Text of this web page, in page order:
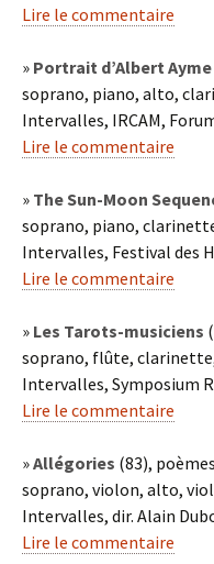
Lire le commentaire
» Portrait d’Albert Ayme
soprano, piano, alto,
Intervalles, IRCAM,
Lire le commentaire
» The Sun-Moon
soprano, piano,
Intervalles, Festival des
Lire le commentaire
» Les Tarots-musiciens
soprano, flûte,
Intervalles, Symposium
Lire le commentaire
»Allégories (83),
soprano, violon, alto,
Intervalles, dir. Alain
Lire le commentaire